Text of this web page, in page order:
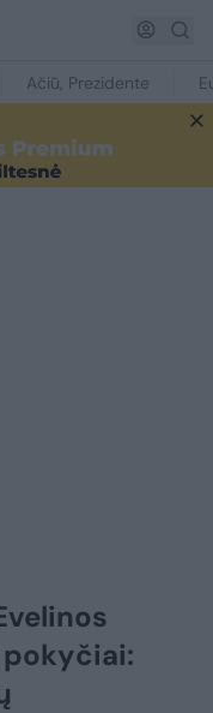
Ačiū, Prezidente